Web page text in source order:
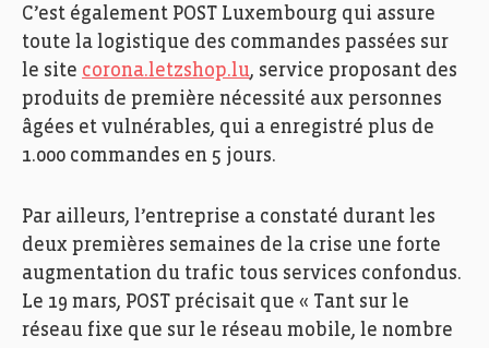
C’est également POST Luxembourg qui assure
toute la logistique des commandes passées sur
le site corona.letzshop.lu, service proposant des
produits de première nécessité aux personnes
âgées et vulnérables, qui a enregistré plus de
1.000 commandes en 5 jours.
Par ailleurs, l’entreprise a constaté durant les
deux premières semaines de la crise une forte
augmentation du trafic tous services confondus.
Le 19 mars, POST précisait que « Tant sur le
réseau fixe que sur le réseau mobile, le nombre